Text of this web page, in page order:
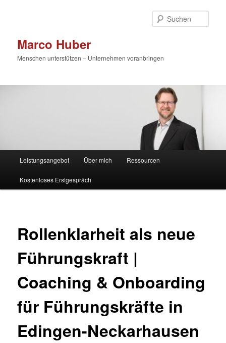
Marco Huber
Menschen unterstützen – Unternehmen voranbringen
Leistungsangebot Über mich Ressourcen
Kostenloses Erstgespräch
Rollenklarheit als neue
Führungskraft |
Coaching & Onboarding
für Führungskräfte in
Edingen-Neckarhausen